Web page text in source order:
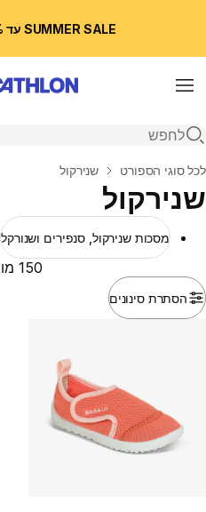
SUMMER SALE עד 50% הנחה 🛍️
Menu
פתיחת חיפוש
בית
לכל סוגי הספורט שנירקול
שנירקול
מסכות שנירקול, סנפירים ושנורקל
הסתרת סינונים
150 מוצרים